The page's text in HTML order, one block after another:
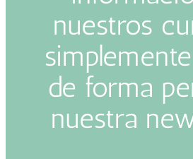
nuestros
de forma
nuestra